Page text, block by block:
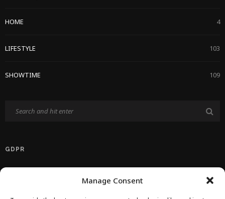
Manage Consent
HOME 4
LIFESTYLE 103
SHOWTIME 109
GDPR